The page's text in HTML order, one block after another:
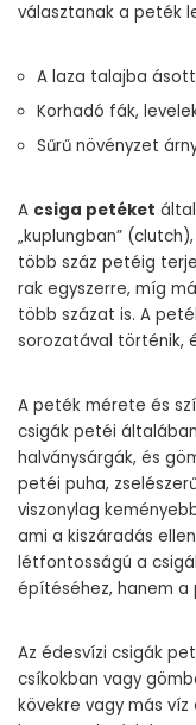
választanak a peték
A laza talajba
Korhadó fák,
Sűrű növényzet
A csiga petéket
„kuplungban”
több száz petéig
rak egyszerre, míg
több százat is. A
sorozatával történik,
A peték mérete és
csigák petéi
halványsárgák, és
petéi puha,
viszonylag
ami a kiszáradás
létfontosságú a
építéséhez, hanem a
Az édesvízi csigák
csíkokban vagy
kövekre vagy más